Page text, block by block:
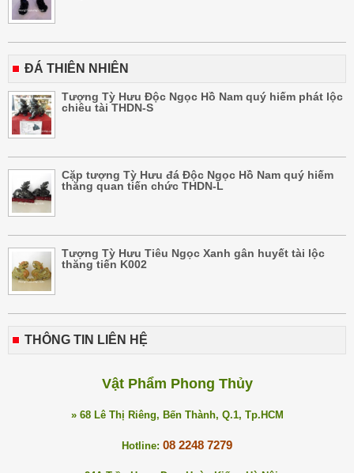
ĐÁ THIÊN NHIÊN
Tượng Tỳ Hưu Độc Ngọc Hồ Nam quý hiếm phát lộc
chiêu tài THDN-S
Cặp tượng Tỳ Hưu đá Độc Ngọc Hồ Nam quý hiếm
thăng quan tiến chức THDN-L
Tượng Tỳ Hưu Tiêu Ngọc Xanh gân huyết tài lộc
thăng tiến K002
THÔNG TIN LIÊN HỆ
Vật Phẩm Phong Thủy
» 68 Lê Thị Riêng, Bến Thành, Q.1, Tp.HCM
Hotline: 08 2248 7279